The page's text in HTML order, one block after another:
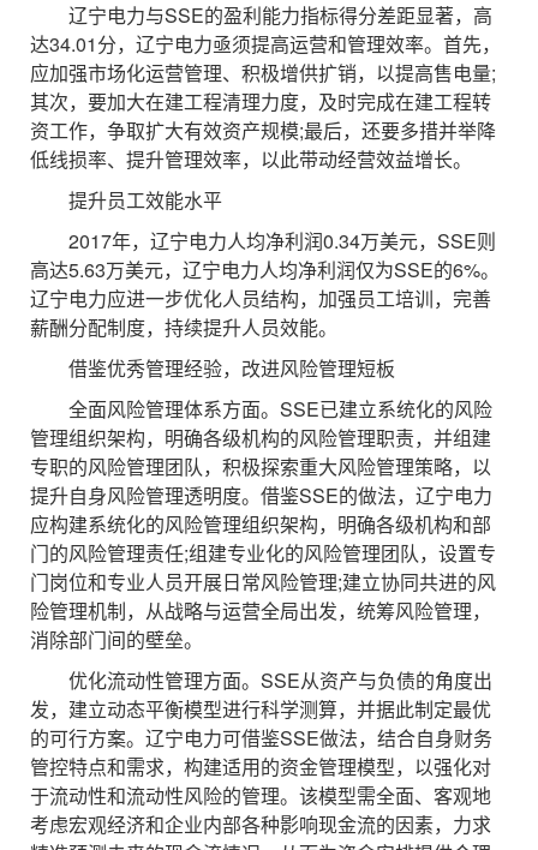
辽宁电力与SSE的盈利能力指标得分差距显著，高
达34.01分，辽宁电力亟须提高运营和管理效率。首先，
应加强市场化运营管理、积极增供扩销，以提高售电量;
其次，要加大在建工程清理力度，及时完成在建工程转
资工作，争取扩大有效资产规模;最后，还要多措并举降
低线损率、提升管理效率，以此带动经营效益增长。
提升员工效能水平
2017年，辽宁电力人均净利润0.34万美元，SSE则
高达5.63万美元，辽宁电力人均净利润仅为SSE的6%。
辽宁电力应进一步优化人员结构，加强员工培训，完善
薪酬分配制度，持续提升人员效能。
借鉴优秀管理经验，改进风险管理短板
全面风险管理体系方面。SSE已建立系统化的风险
管理组织架构，明确各级机构的风险管理职责，并组建
专职的风险管理团队，积极探索重大风险管理策略，以
提升自身风险管理透明度。借鉴SSE的做法，辽宁电力
应构建系统化的风险管理组织架构，明确各级机构和部
门的风险管理责任;组建专业化的风险管理团队，设置专
门岗位和专业人员开展日常风险管理;建立协同共进的风
险管理机制，从战略与运营全局出发，统筹风险管理，
消除部门间的壁垒。
优化流动性管理方面。SSE从资产与负债的角度出
发，建立动态平衡模型进行科学测算，并据此制定最优
的可行方案。辽宁电力可借鉴SSE做法，结合自身财务
管控特点和需求，构建适用的资金管理模型，以强化对
于流动性和流动性风险的管理。该模型需全面、客观地
考虑宏观经济和企业内部各种影响现金流的因素，力求